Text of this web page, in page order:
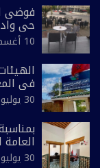
فوضى
حي
10 أغسطس، 2026
في
ضيق”
30 يوليو، 2026
30 يوليو، 2026